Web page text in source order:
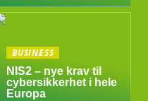
BUSINESS
NIS2 – nye krav til
cybersikkerhet i hele
Europa